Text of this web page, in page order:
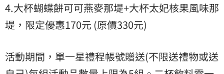
4.大杯蝴蝶餅可可燕麥那堤+大杯太妃核果風味那
堤，限定優惠170元 (原價330元)
活動期間，單一星禮程帳號贈送(不限送禮物或送